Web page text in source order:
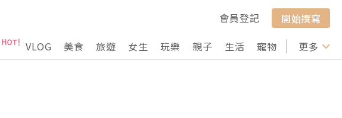
會員登記
開始撰寫
VLOG 美食 旅遊 女生 玩樂 親子 生活 寵物 行山 打卡
更多